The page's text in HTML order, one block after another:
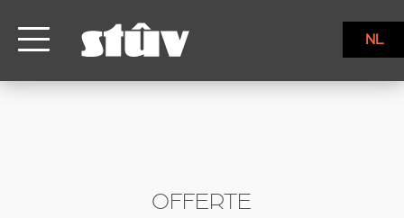
NL
OFFERTE